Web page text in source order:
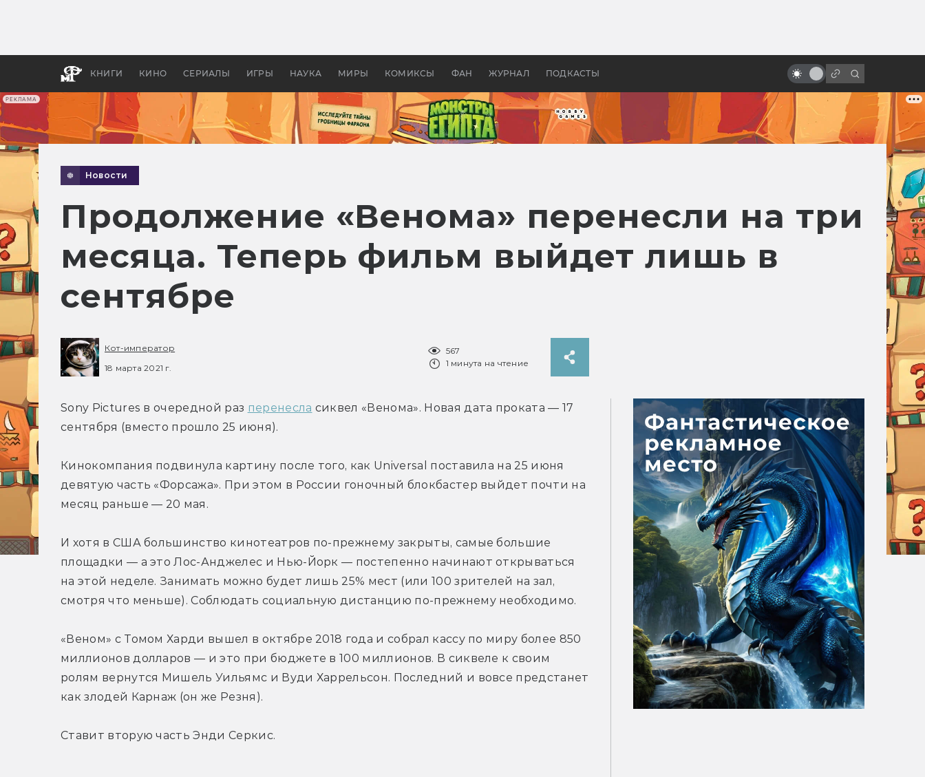
РЕКЛАМА
КНИГИ КИНО СЕРИАЛЫ ИГРЫ НАУКА МИРЫ КОМИКСЫ ФАН ЖУРНАЛ ПОДКАСТЫ
апокалипсис, в России —
бы «Властелина колец»
не стал чёрным
Новости
Продолжение «Венома» перенесли на три
месяца. Теперь фильм выйдет лишь в
сентябре
Кот-император
18 марта 2021 г.
567
1 минута на чтение
Sony Pictures в очередной раз перенесла сиквел «Венома». Новая дата проката — 17
сентября (вместо прошло 25 июня).
Кинокомпания подвинула картину после того, как Universal поставила на 25 июня
девятую часть «Форсажа». При этом в России гоночный блокбастер выйдет почти на
месяц раньше — 20 мая.
И хотя в США большинство кинотеатров по-прежнему закрыты, самые большие
площадки — а это Лос-Анджелес и Нью-Йорк — постепенно начинают открываться
на этой неделе. Занимать можно будет лишь 25% мест (или 100 зрителей на зал,
смотря что меньше). Соблюдать социальную дистанцию по-прежнему необходимо.
«Веном» с Томом Харди вышел в октябре 2018 года и собрал кассу по миру более 850
миллионов долларов — и это при бюджете в 100 миллионов. В сиквеле к своим
ролям вернутся Мишель Уильямс и Вуди Харрельсон. Последний и вовсе предстанет
как злодей Карнаж (он же Резня).
Ставит вторую часть Энди Серкис.